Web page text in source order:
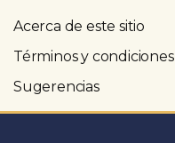
Acerca de este sitio
Términos y condiciones
Sugerencias